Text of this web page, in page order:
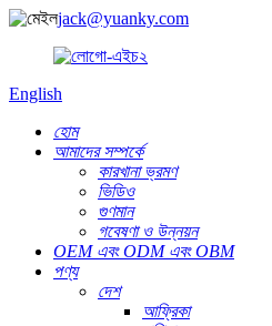
jack@yuanky.com
English
হোম
আমাদের সম্পর্কে
কারখানা ভ্রমণ
ভিডিও
গুণমান
গবেষণা ও উন্নয়ন
OEM এবং ODM এবং OBM
পণ্য
দেশ
আফ্রিকা